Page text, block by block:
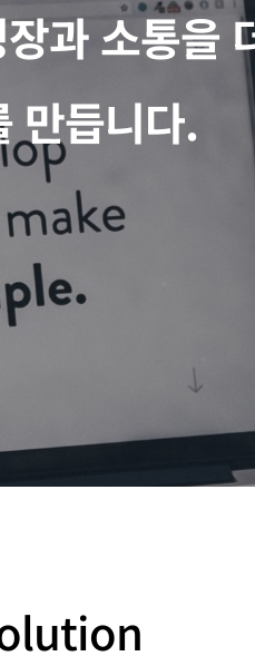
과 소통을
만듭니다.